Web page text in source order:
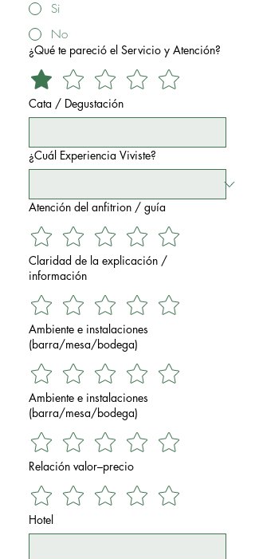
Si
No
¿Qué te pareció el Servicio y Atención?
Cata / Degustación
¿Cuál Experiencia Viviste?
Atención del anfitrion / guía
Claridad de la explicación /
información
Ambiente e instalaciones
(barra/mesa/bodega)
Ambiente e instalaciones
(barra/mesa/bodega)
Relación valor–precio
Hotel